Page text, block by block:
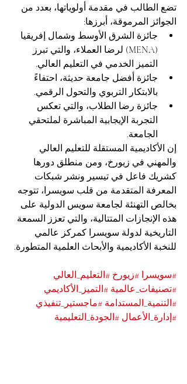
تضع الطالب في مقدمة أولوياتها، بعدد من
الجوائز المرموقة، أبرزها:
جائزة الشرق الأوسط وشمال إفريقيا
(MENA) لرضا العملاء، والتي تبرز
التميز الخدمي في التعليم العالي.
جائزة أفضل جامعة حديثة، احتفاءً
بالابتكار التربوي والتحول الرقمي.
جائزة رضا الطلاب، والتي تعكس
التجربة الإيجابية المباشرة لملتحقي
الجامعة.
إن الأكاديمية المستقلة للتعليم العالي
والمهني في زيورخ، ومن منطلق دورها
كشريك فاعل في تيسير ونشر شبكات
المعرفة المتقدمة من قلب سويسرا، تتوجه
بخالص التهنئة لجامعة سويس الدولية على
هذه الإنجازات المتتالية، والتي تعزز السمعة
التاريخية لدولة سويسرا كمركز عالمي
للنخبة الأكاديمية والأبحاث العلمية المتطورة.
#سويسرا #زيورخ #التعليم_العالي
#تصنيفات_عالمية #التميز_الأكاديمي
#التنمية_المستدامة #ماجستير_تنفيذي
#إدارة_الأعمال #الجودة_التعليمية